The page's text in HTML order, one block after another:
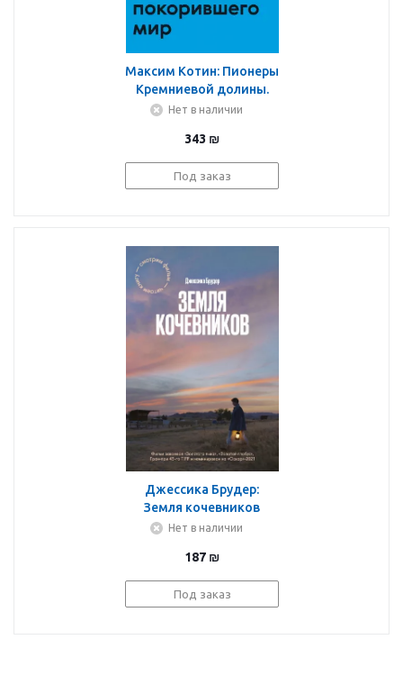
Максим Котин: Пионеры
Кремниевой долины.
История первого
покорившего мир
Нет в наличии
343 ₪
Под заказ
Джессика Брудер:
Земля кочевников
Нет в наличии
187 ₪
Под заказ